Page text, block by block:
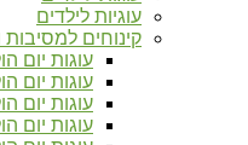
עוגיות לילדים
קינוחים למסיבות
עוגות יום
עוגות יום
עוגות יום
עוגות יום